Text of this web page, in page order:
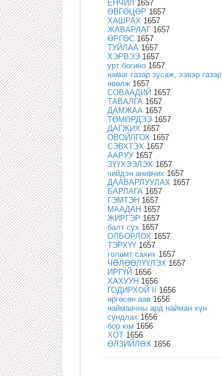
ЁНЧИЛ 1657
ӨВГӨЦӨР 1657
ХАШРАХ 1657
ЖАВАРЛАГ 1657
ӨРГӨС 1657
ТУЙЛАА 1657
ХЭРВЭЭ 1657
урт богино 1657
намаг газар зусаж, ээвэр газар
өвөлж 1657
СОВААДИЙ 1657
ТАВАЛГА 1657
ДАМЖАА 1657
ТӨМӨРДЭЭ 1657
ДАГЖИХ 1657
ОВОЙЛГОХ 1657
СЭВХТЭХ 1657
ААРУУ 1657
ЗҮҮХЭЭЛЭХ 1657
чийдэн анивчих 1657
ДААВАРЛУУЛАХ 1657
БАРЛАГА 1657
ГЭМТЭН 1657
МААДАН 1657
ЖИРГЭР 1657
балт сүх 1657
ОЛБОРЛОХ 1657
ТЭРХҮҮ 1657
голомт сахих 1657
ЧӨЛӨӨЛҮҮЛЭХ 1657
ИРГҮЙ 1656
ХАХУУН 1656
ГОДИРХОЙ II 1656
өргөсөн аав 1656
наймаачны ард найман хүн
сундлах 1656
бор юм 1656
ХОТ 1656
ӨЛЗИЙЛӨХ 1656